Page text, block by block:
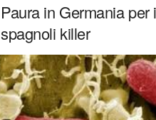
Paura in Germania per
spagnoli killer